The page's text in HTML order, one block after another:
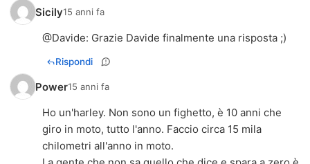
Sicily15 anni fa
@Davide: Grazie Davide finalmente una risposta ;)
Rispondi
Power15 anni fa
Ho un'harley. Non sono un fighetto, è 10 anni che
giro in moto, tutto l'anno. Faccio circa 15 mila
chilometri all'anno in moto.